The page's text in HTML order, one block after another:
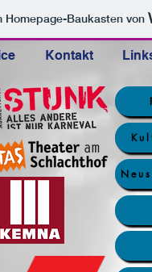
Homepage-Baukasten von
Kontakt